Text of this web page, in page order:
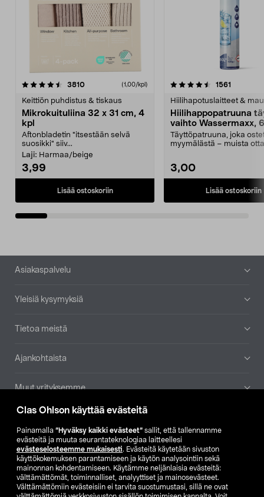
Clas Ohlson käyttää evästeitä
Painamalla ”Hyväksy kaikki evästeet” sallit, että tallennamme
evästeitä ja muuta seurantateknologiaa laitteellesi
evästeselosteemme mukaisesti. Evästeitä käytetään sivuston
käyttökokemuksen parantamiseen ja käytön analysointiin sekä
mainonnan kohdentamiseen. Käytämme neljänlaisia evästeitä:
välttämättömät, toiminnalliset, analyyttiset ja mainosevästeet.
Välttämättömiin evästeisiin ei tarvita suostumustasi, sillä ne ovat
3810arvostelut (1,00/kpl)
Keittiön puhdistus & tiskaus
Mikrokuituliina 32 x 31 cm, 4
kpl
Aftonbladetin "itsestään selvä
suosikki" siiv...
Laji: Harmaa/beige
3,99
Lisää ostoskoriin
4.5viidestä
1561
Hiilihapotuslaitteet &
Hiilihappopatruuna
vaihto Wassermaxx,
Täyttöpatruuna, joka
myymälästä – muista
3,00
Lisää ostoskoriin
4.5viidestä
Alatunniste
Asiakaspalvelu
Yleisiä kysymyksiä
Tietoa meistä
Ajankohtaista
Muut yrityksemme
Etsi myymälä
SE NO FI
FI SV